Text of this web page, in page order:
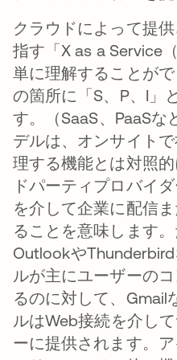
クラウドによって提
指す「X as a Service
単に理解することがで
の箇所に「S、P、I」
す。（SaaS、PaaSな
デルは、オンサイト
理する機能とは対照
ドパーティプロバイ
を介して企業に配信
ることを意味します
Outlookや
ルが主にユーザーの
るのに対して、Gmail
ルはWeb接続を介し
ーに提供されます。